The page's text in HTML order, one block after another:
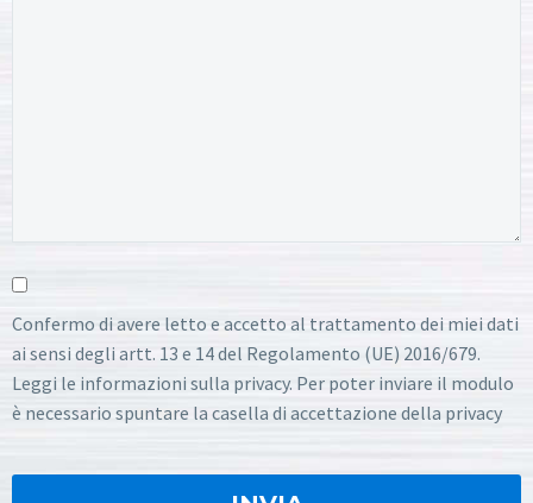
Confermo di avere letto e accetto al trattamento dei miei dati
ai sensi degli artt. 13 e 14 del Regolamento (UE) 2016/679.
Leggi le informazioni sulla privacy. Per poter inviare il modulo
è necessario spuntare la casella di accettazione della privacy